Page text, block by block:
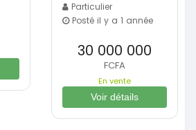
Particulier
Posté il y a 1 année
30 000 000
FCFA
En vente
Voir détails